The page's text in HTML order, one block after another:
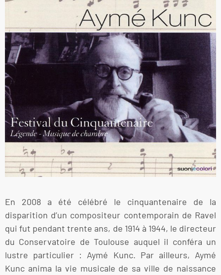
En 2008 a été célébré le cinquantenaire de la
disparition d’un compositeur contemporain de Ravel
qui fut pendant trente ans, de 1914 à 1944, le directeur
du Conservatoire de Toulouse auquel il conféra un
lustre particulier : Aymé Kunc. Par ailleurs, Aymé
Kunc anima la vie musicale de sa ville de naissance